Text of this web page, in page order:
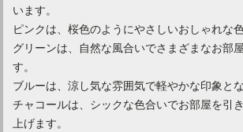
カーテンをもっとおしゃれに！メンズにおす
カーテンを替えたい人へ！おしゃれなニトリ
います。
ピンクは、桜色のようにやさしいおしゃれな
グリーンは、自然な風合いでさまざまなお部
す。
ブルーは、涼し気な雰囲気で軽やかな印象と
チャコールは、シックな色合いでお部屋を引
上げます。